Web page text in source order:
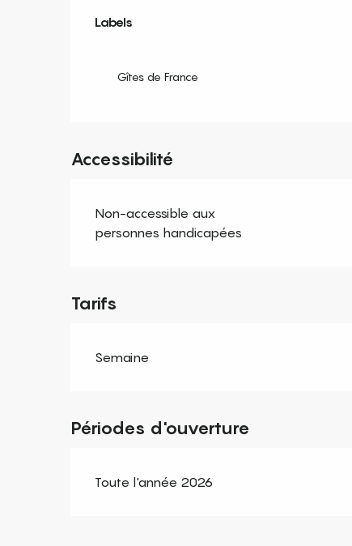
Offres de prestations
Labels
Labels
Gîtes de France
Accessibilité
Non-accessible aux
personnes handicapées
Tarifs
Semaine
Périodes d'ouverture
Toute l'année 2026